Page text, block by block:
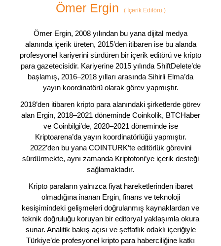
Ömer Ergin (İçerik Editörü )
Ömer Ergin, 2008 yılından bu yana dijital medya
alanında içerik üreten, 2015’den itibaren ise bu alanda
profesyonel kariyerini sürdüren bir içerik editörü ve kripto
para gazetecisidir. Kariyerine 2015 yılında ShiftDelete’de
başlamış, 2016–2018 yılları arasında Sihirli Elma’da
yayın koordinatörü olarak görev yapmıştır.
2018’den itibaren kripto para alanındaki şirketlerde görev
alan Ergin, 2018–2021 döneminde Coinkolik, BTCHaber
ve Coinbilgi’de, 2020–2021 döneminde ise
Kriptoarena’da yayın koordinatörlüğü yapmıştır.
2022’den bu yana COINTURK’te editörlük görevini
sürdürmekte, aynı zamanda Kriptofoni’ye içerik desteği
sağlamaktadır.
Kripto paraların yalnızca fiyat hareketlerinden ibaret
olmadığına inanan Ergin, finans ve teknoloji
kesişimindeki gelişmeleri doğrulanmış kaynaklardan ve
teknik doğruluğu koruyan bir editoryal yaklaşımla okura
sunar. Analitik bakış açısı ve şeffaflık odaklı içeriğiyle
Türkiye’de profesyonel kripto para haberciliğine katkı